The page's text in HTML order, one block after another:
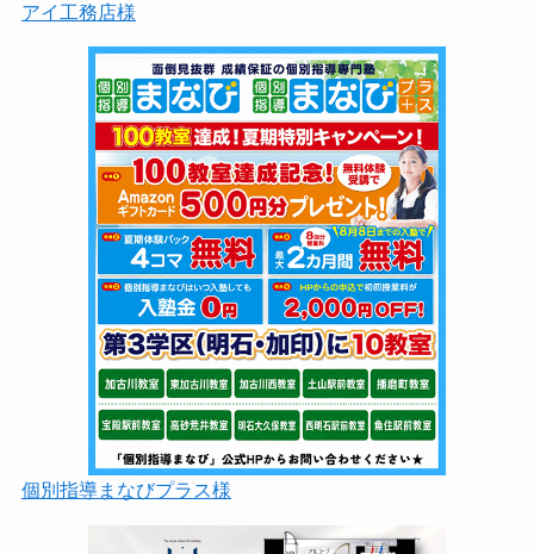
アイ工務店様
個別指導まなびプラス様